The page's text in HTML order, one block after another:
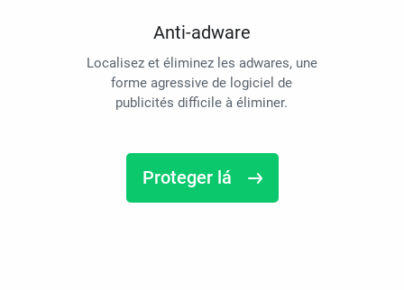
Anti-adware
Localisez et éliminez les adwares, une
forme agressive de logiciel de
publicités difficile à éliminer.
Proteger lá